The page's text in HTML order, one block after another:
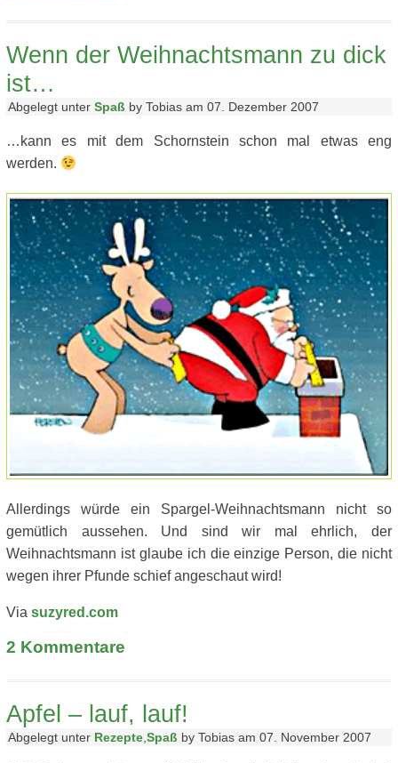
Wenn der Weihnachtsmann zu dick
ist…
Abgelegt unter Spaß by Tobias am 07. Dezember 2007
…kann es mit dem Schornstein schon mal etwas eng
werden.
Allerdings würde ein Spargel-Weihnachtsmann nicht so
gemütlich aussehen. Und sind wir mal ehrlich, der
Weihnachtsmann ist glaube ich die einzige Person, die nicht
wegen ihrer Pfunde schief angeschaut wird!
Via suzyred.com
2 Kommentare
Apfel – lauf, lauf!
Abgelegt unter Rezepte,Spaß by Tobias am 07. November 2007